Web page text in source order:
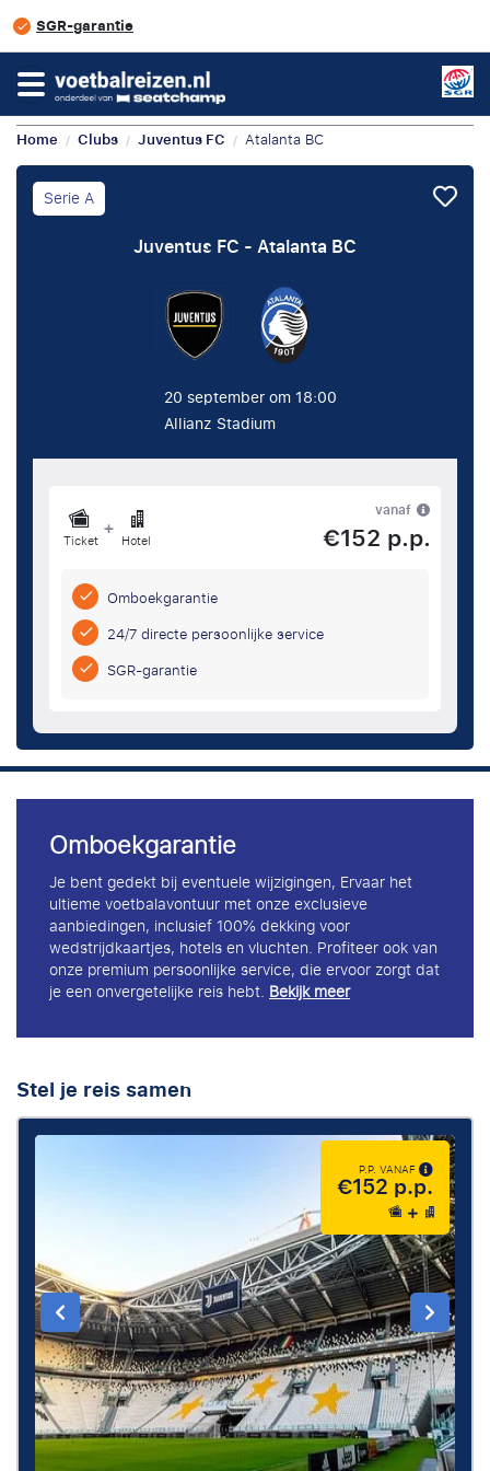
SGR-garantie
Home / Clubs / Juventus FC / Atalanta BC
Serie A
Juventus FC - Atalanta BC
20 september om 18:00
Allianz Stadium
Ticket + Hotel
vanaf
€152 p.p.
Omboekgarantie
24/7 directe persoonlijke service
SGR-garantie
Omboekgarantie
Je bent gedekt bij eventuele wijzigingen, Ervaar het
ultieme voetbalavontuur met onze exclusieve
aanbiedingen, inclusief 100% dekking voor
wedstrijdkaartjes, hotels en vluchten. Profiteer ook van
onze premium persoonlijke service, die ervoor zorgt dat
je een onvergetelijke reis hebt.Bekijk meer
Stel je reis samen
P.P. VANAF
€152 p.p.